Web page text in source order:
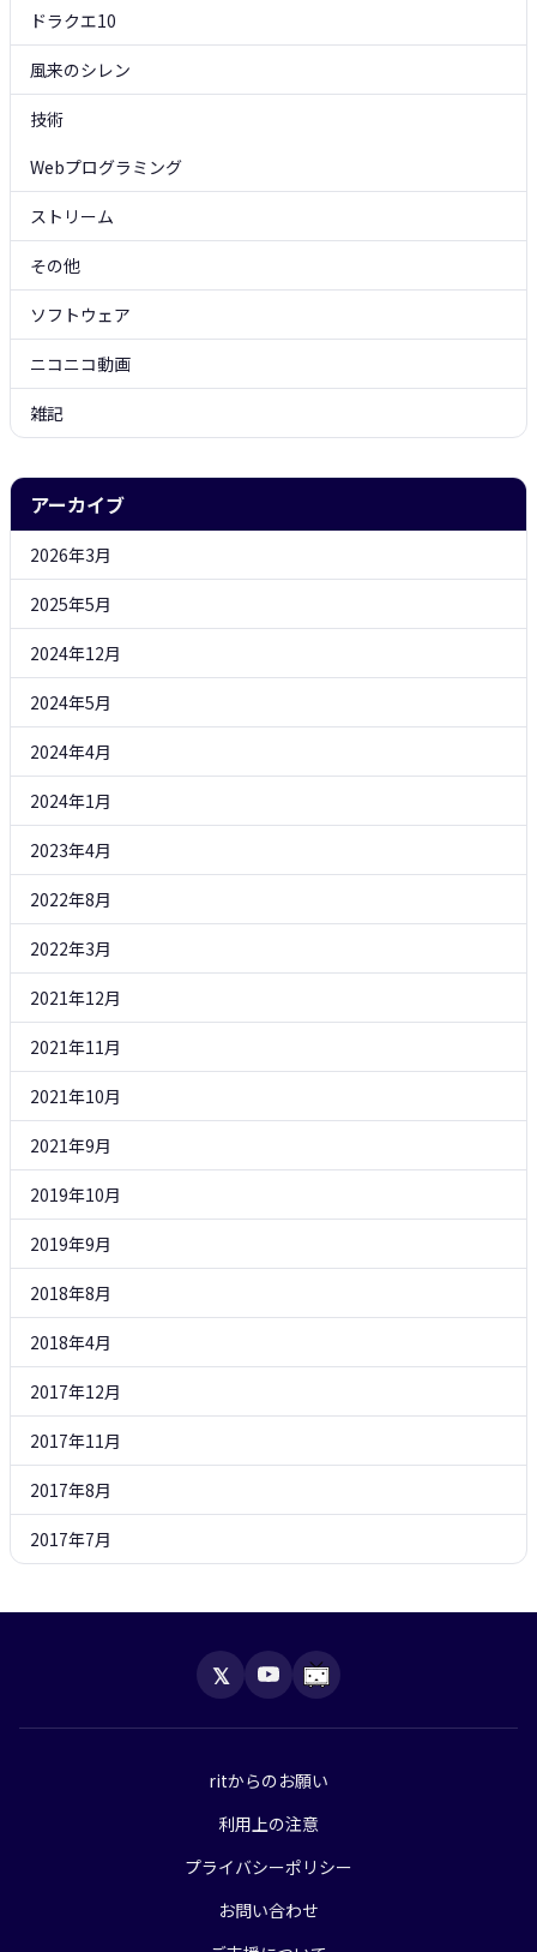
ドラクエ10
風来のシレン
技術
Webプログラミング
ストリーム
その他
ソフトウェア
ニコニコ動画
雑記
アーカイブ
2026年3月
2025年5月
2024年12月
2024年5月
2024年4月
2024年1月
2023年4月
2022年8月
2022年3月
2021年12月
2021年11月
2021年10月
2021年9月
2019年10月
2019年9月
2018年8月
2018年4月
2017年12月
2017年11月
2017年8月
2017年7月
𝕏
ritからのお願い
利用上の注意
プライバシーポリシー
お問い合わせ